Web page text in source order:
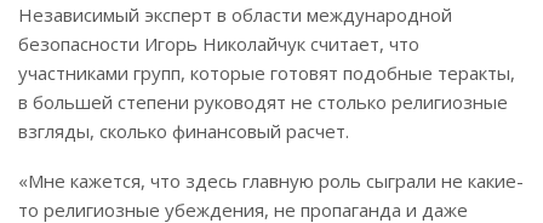
Независимый эксперт в области международной
безопасности Игорь Николайчук считает, что
участниками групп, которые готовят подобные теракты,
в большей степени руководят не столько религиозные
взгляды, сколько финансовый расчет.
«Мне кажется, что здесь главную роль сыграли не какие-
то религиозные убеждения, не пропаганда и даже